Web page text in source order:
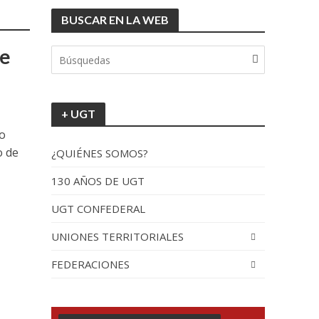
por España
de
BUSCAR EN LA WEB
+ UGT
¿QUIÉNES SOMOS?
130 AÑOS DE UGT
UGT CONFEDERAL
UNIONES TERRITORIALES
FEDERACIONES